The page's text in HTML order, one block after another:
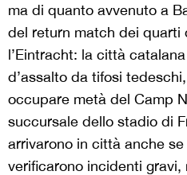
ma di quanto avvenuto a
del return match dei quarti
l’Eintracht: la città
d’assalto da tifosi
occupare metà del Camp
succursale dello stadio di
arrivarono in città anche
verificarono incidenti gravi,